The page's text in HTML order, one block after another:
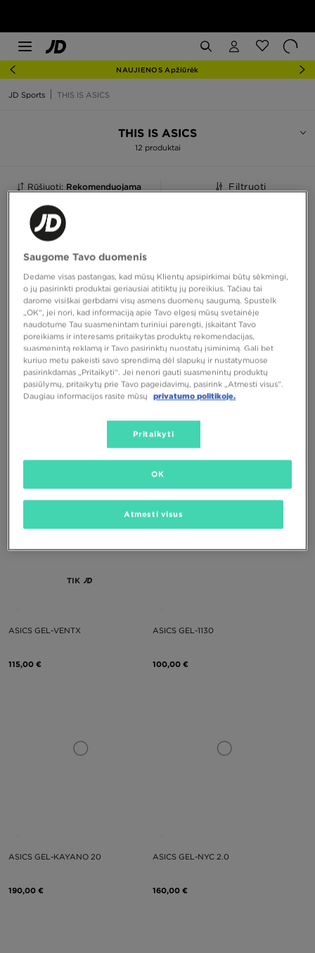
NAUJIENOS Apžiūrėk
JD Sports THIS IS ASICS
THIS IS ASICS
12 produktai
Rūšiuoti: Rekomenduojama Filtruoti
100,00 €
TIK
ASICS GEL-VENTX
115,00 €
ASICS GEL-1130
100,00 €
ASICS GEL-KAYANO 20
190,00 €
ASICS GEL-NYC 2.0
160,00 €
Saugome Tavo duomenis
Dedame visas pastangas, kad mūsų Klientų apsipirkimai būtų sėkmingi,
o jų pasirinkti produktai geriausiai atitiktų jų poreikius. Tačiau tai
darome visiškai gerbdami visų asmens duomenų saugumą. Spustelk
„OK“, jei nori, kad informaciją apie Tavo elgesį mūsų svetainėje
naudotume Tau suasmenintam turiniui parengti, įskaitant Tavo
poreikiams ir interesams pritaikytas produktų rekomendacijas,
suasmenintą reklamą ir Tavo pasirinktų nuostatų įsiminimą. Gali bet
kuriuo metu pakeisti savo sprendimą dėl slapukų ir nustatymuose
pasirinkdamas „Pritaikyti“. Jei nenori gauti suasmenintų produktų
pasiūlymų, pritaikytų prie Tavo pageidavimų, pasirink „Atmesti visus”.
Daugiau informacijos rasite mūsų
privatumo politikoje.
Pritaikyti
Atmesti visus
OK